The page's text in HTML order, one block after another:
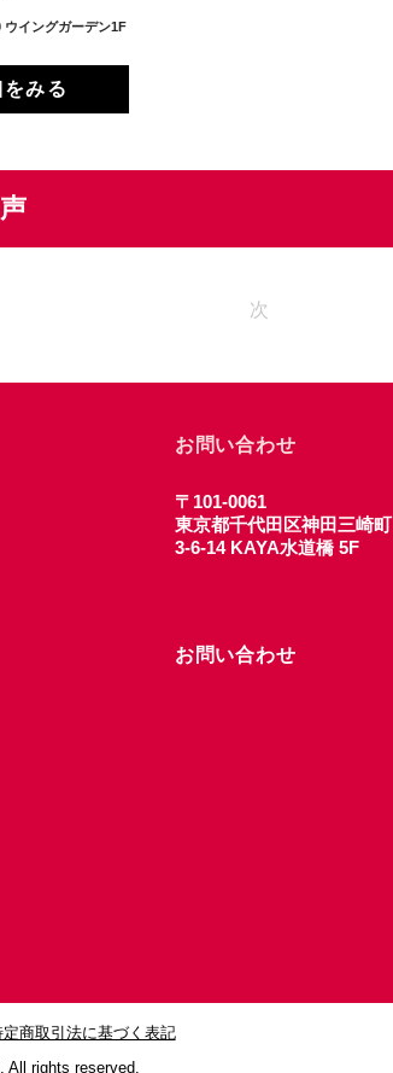
ウイングガーデン1F
みる
次
お問い合わせ
〒101-0061
東京都千代田区神田三崎町
3-6-14 KAYA水道橋 5F
お問い合わせ
定商取引法に基づく表記
All rights reserved.